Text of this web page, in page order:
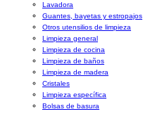
Lavadora
Guantes, bayetas y estropajos
Otros utensilios de limpieza
Limpieza general
Limpieza de cocina
Limpieza de baños
Limpieza de madera
Cristales
Limpieza específica
Bolsas de basura